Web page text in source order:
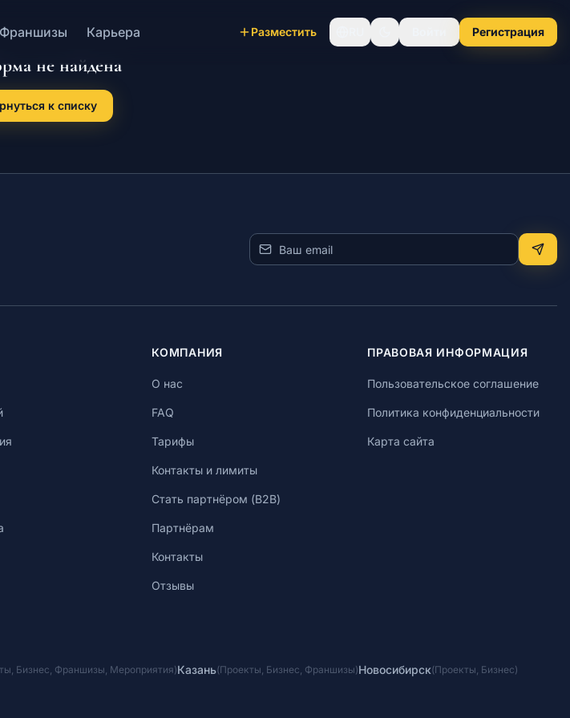
Франшизы Карьера Разместить Регистрация
не найдена
к списку
КОМПАНИЯ
О нас
FAQ
Тарифы
Контакты и лимиты
Стать партнёром (B2B)
Партнёрам
Контакты
Отзывы
ПРАВОВАЯ ИНФОРМАЦИЯ
Пользовательское соглашение
Политика конфиденциальности
Карта сайта
, Бизнес, Франшизы, Мероприятия)Казань(Проекты, Бизнес, Франшизы)Новосибирск(Проекты, Бизнес)